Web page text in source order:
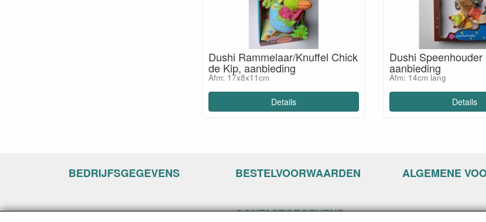
Dushi Rammelaar/Knuffel Chick
de Kip, aanbieding
Afm: 17x8x11cm
Details
Dushi Speenhouder
aanbieding
Afm: 14cm lang
Details
BEDRIJFSGEGEVENS BESTELVOORWAARDEN ALGEMENE
CONTACTGEGEVENS